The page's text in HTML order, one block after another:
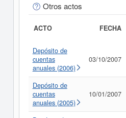
Otros actos
ACTO FECHA
Depósito de
cuentas
anuales (2006)
03/10/2007
Depósito de
cuentas
anuales (2005)
10/01/2007